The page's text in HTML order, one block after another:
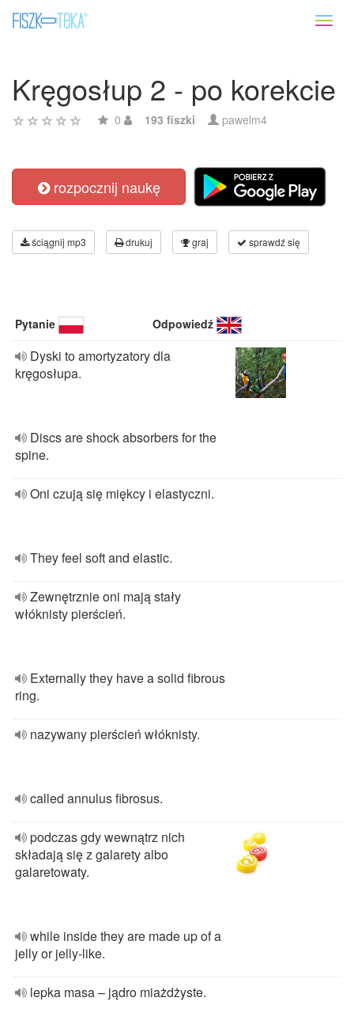
Kręgosłup 2 - po korekcie
0 193 fiszki pawelm4
rozpocznij naukę
ściągnij mp3 drukuj graj sprawdź się
Pytanie Odpowiedź
Dyski to amortyzatory dla
kręgosłupa.
Discs are shock absorbers for the
spine.
Oni czują się miękcy i elastyczni.
They feel soft and elastic.
Zewnętrznie oni mają stały
włóknisty pierścień.
Externally they have a solid fibrous
ring.
nazywany pierścień włóknisty.
called annulus fibrosus.
podczas gdy wewnątrz nich
składają się z galarety albo
galaretowaty.
while inside they are made up of a
jelly or jelly-like.
lepka masa – jądro miażdżyste.